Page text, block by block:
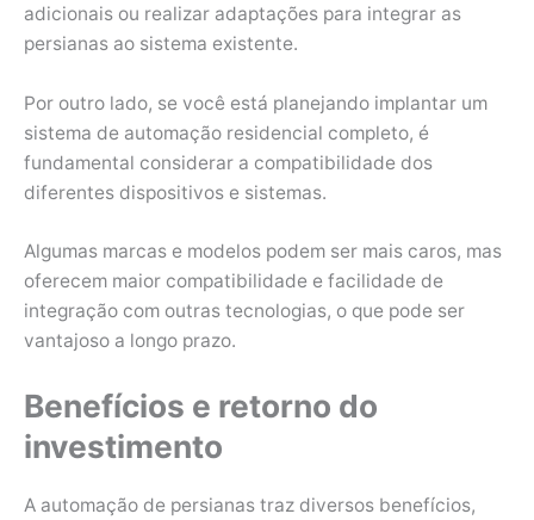
adicionais ou realizar adaptações para integrar as
persianas ao sistema existente.
Por outro lado, se você está planejando implantar um
sistema de automação residencial completo, é
fundamental considerar a compatibilidade dos
diferentes dispositivos e sistemas.
Algumas marcas e modelos podem ser mais caros, mas
oferecem maior compatibilidade e facilidade de
integração com outras tecnologias, o que pode ser
vantajoso a longo prazo.
Benefícios e retorno do
investimento
A automação de persianas traz diversos benefícios,